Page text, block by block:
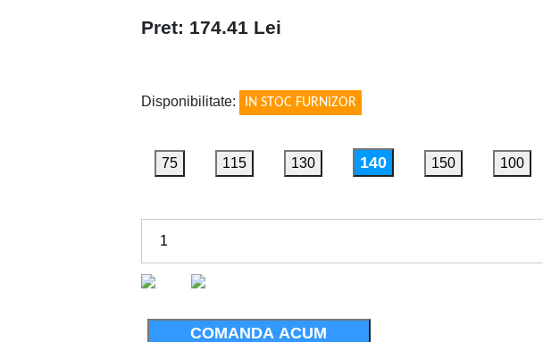
Pret: 174.41 Lei
Disponibilitate: IN STOC FURNIZOR
75 115 130 140 150 100
COMANDA ACUM